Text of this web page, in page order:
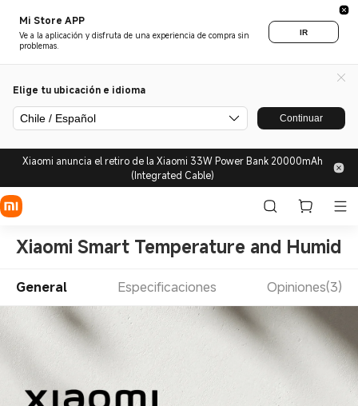
Mi Store APP
Ve a la aplicación y disfruta de una experiencia de compra sin
problemas.
IR
Elige tu ubicación e idioma
Chile / Español Continuar
Xiaomi anuncia el retiro de la Xiaomi 33W Power Bank 20000mAh
(Integrated Cable)
Xiaomi Smart Temperature and
General Especificaciones Opiniones(3)